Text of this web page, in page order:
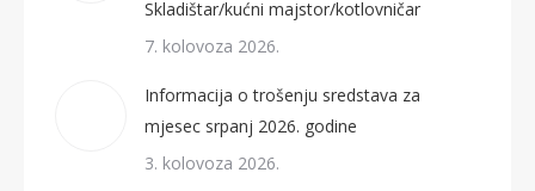
Skladištar/kućni majstor/kotlovničar
7. kolovoza 2026.
Informacija o trošenju sredstava za
mjesec srpanj 2026. godine
3. kolovoza 2026.